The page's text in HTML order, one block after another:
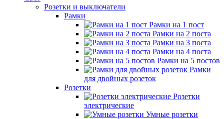
Розетки и выключатели
Рамки
Рамки на 1 пост
Рамки на 2 поста
Рамки на 3 поста
Рамки на 4 поста
Рамки на 5 постов
Рамки
для двойных розеток
Розетки
Розетки
электрические
Умные розетки